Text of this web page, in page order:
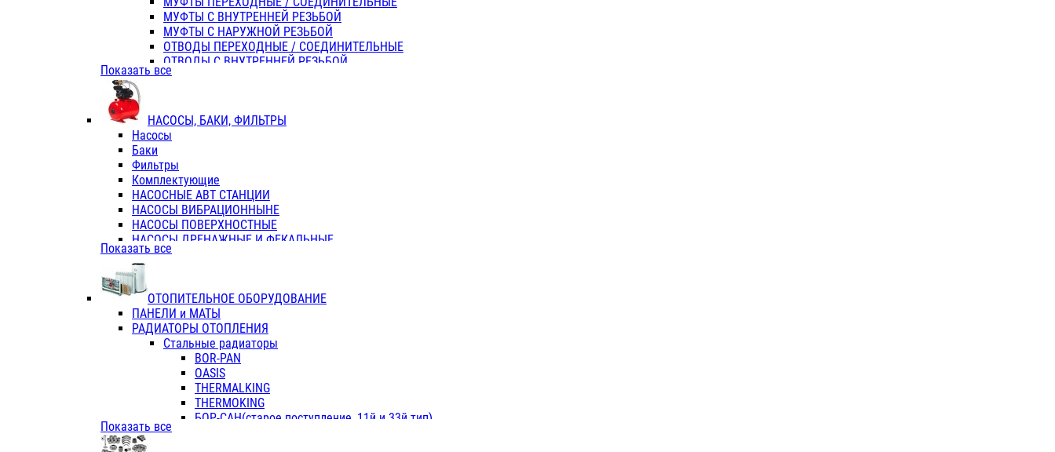
МУФТЫ С ВНУТРЕННЕЙ РЕЗЬБОЙ
МУФТЫ С НАРУЖНОЙ РЕЗЬБОЙ
ОТВОДЫ ПЕРЕХОДНЫЕ / СОЕДИНИТЕЛЬНЫЕ
ОТВОДЫ С ВНУТРЕННЕЙ РЕЗЬБОЙ
ОТВОДЫ С НАРУЖНОЙ РЕЗЬБОЙ
ТРОЙНИКИ ПЕРЕХОДНЫЕ / СОЕДИНИТЕЛЬНЫЕ
ТРОЙНИКИ С ВНУТРЕННЕЙ РЕЗЬБОЙ
КОЛЬЦА РЕЗИНОВЫЕ
ТРУБЫ НАПОРНЫЕ
ТРУБЫ ГОФРИРОВАННЫЕ ДВУХСЛ.
ТРУБЫ ПОЛИЭТИЛЕНОВЫЕ
Показать все
НАСОСЫ, БАКИ, ФИЛЬТРЫ
Насосы
Баки
Фильтры
Комплектующие
НАСОСНЫЕ АВТ СТАНЦИИ
НАСОСЫ ВИБРАЦИОННЫНЕ
НАСОСЫ ПОВЕРХНОСТНЫЕ
НАСОСЫ ДРЕНАЖНЫЕ И ФЕКАЛЬНЫЕ
НАСОСЫ ПОВЫСИТ и ЦИРКУЛЯЦИОННЫЕ
НАСОСЫ СКВАЖИННЫЕ
Показать все
ОТОПИТЕЛЬНОЕ ОБОРУДОВАНИЕ
ПАНЕЛИ и МАТЫ
РАДИАТОРЫ ОТОПЛЕНИЯ
Стальные радиаторы
BOR-PAN
OASIS
THERMALKING
THERMOKING
БОР-САН(старое поступление, 11й и 33й тип)
Показать все